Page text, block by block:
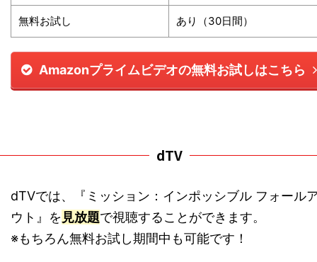
無料お試し あり（30日間）
Amazonプライムビデオの無料お試しはこちら
dTV
dTVでは、『ミッション：インポッシブル フォール
ウト』を 見放題で視聴することができます。
※もちろん無料お試し期間中も可能です！